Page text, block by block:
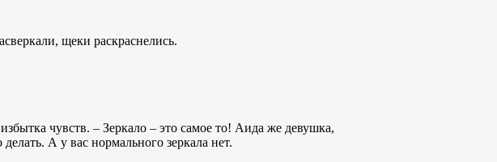
щеки раскраснелись.
чувств. – Зеркало – это самое то! Аида же девушка,
А у вас нормального зеркала нет.